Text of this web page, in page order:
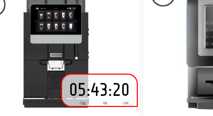
05
год.
:43
хв.
:20
сек.